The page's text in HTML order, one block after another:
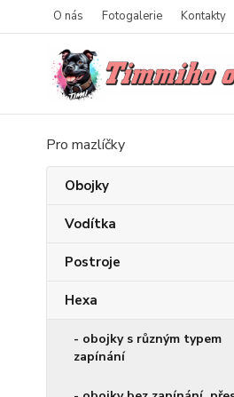
O nás Fotogalerie Kontakty
Pro mazlíčky
Obojky
Vodítka
Postroje
Hexa
- obojky s různým typem
zapínání